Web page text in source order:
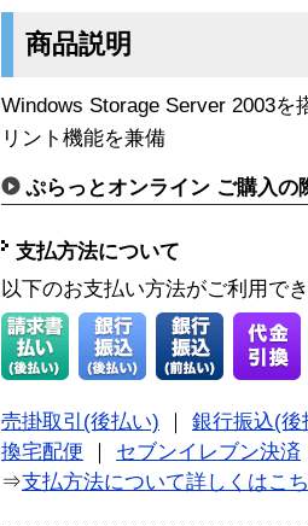
商品説明
Windows Storage Server 2003を
リント機能を兼備
ぷらっとオンライン ご購入の
支払方法について
以下のお支払い方法がご利用で
売掛取引(後払い)
銀行振込(後
換宅配便
セブンイレブン決済
⇒支払方法について詳しくはこ